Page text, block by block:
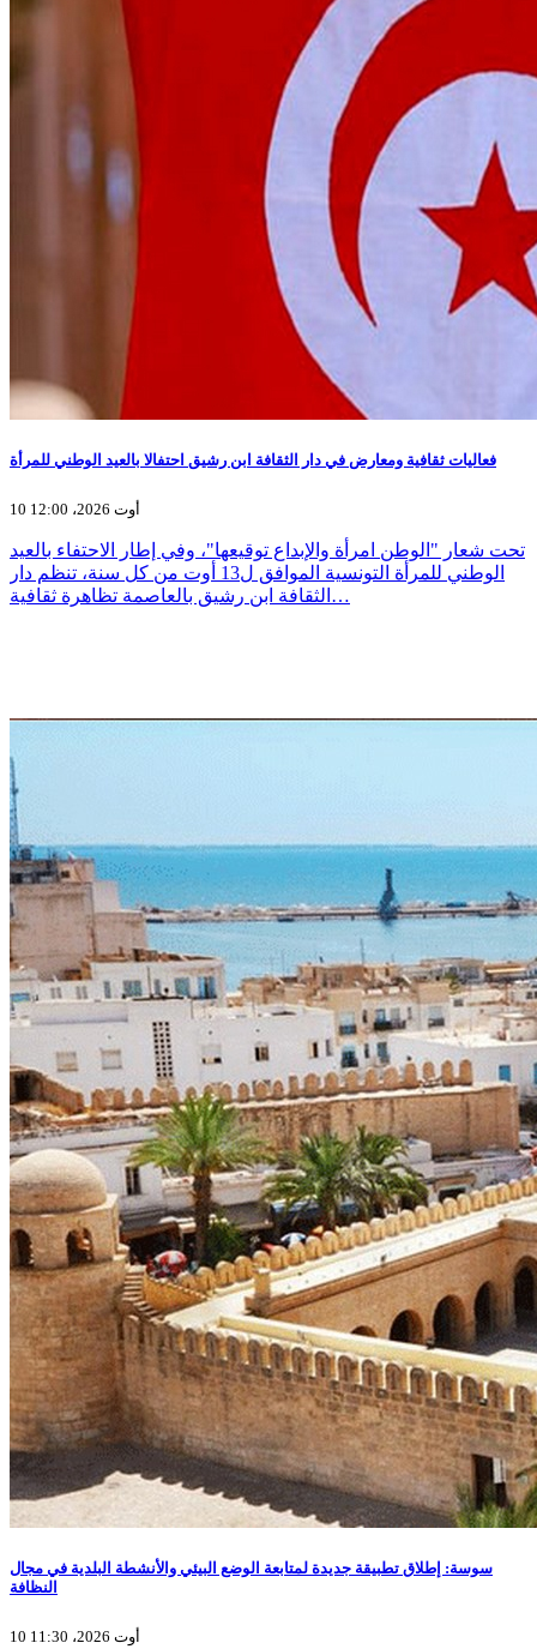
فعاليات ثقافية ومعارض في دار الثقافة ابن رشيق احتفالا بالعيد الوطني للمرأة
10 أوت 2026، 12:00
تحت شعار "الوطن امرأة والإبداع توقيعها"، وفي إطار الاحتفاء بالعيد
الوطني للمرأة التونسية الموافق ل13 أوت من كل سنة، تنظم دار
الثقافة ابن رشيق بالعاصمة تظاهرة ثقافية…
سوسة: إطلاق تطبيقة جديدة لمتابعة الوضع البيئي والأنشطة البلدية في مجال
النظافة
10 أوت 2026، 11:30